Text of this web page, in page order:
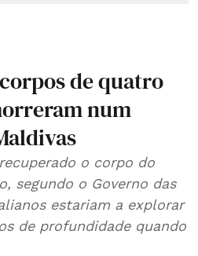
de quatro
num
o corpo do
segundo o Governo das
estariam a explorar
de profundidade quando